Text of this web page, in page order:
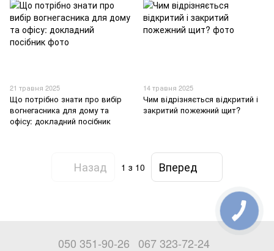
21 травня 2025
Що потрібно знати про вибір
вогнегасника для дому та
офісу: докладний посібник
14 травня 2025
Чим відрізняється відкритий і
закритий пожежний щит?
Назад 1 з 10 Вперед
050 351-90-26 067 323-72-24